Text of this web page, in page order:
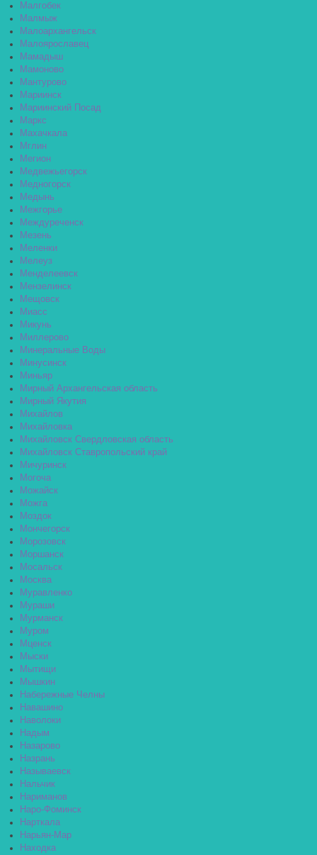
Малгобек
Малмыж
Малоархангельск
Малоярославец
Мамадыш
Мамоново
Мантурово
Мариинск
Мариинский Посад
Маркс
Махачкала
Мглин
Мегион
Медвежьегорск
Медногорск
Медынь
Межгорье
Междуреченск
Мезень
Меленки
Мелеуз
Менделеевск
Мензелинск
Мещовск
Миасс
Микунь
Миллерово
Минеральные Воды
Минусинск
Миньяр
Мирный Архангельская область
Мирный Якутия
Михайлов
Михайловка
Михайловск Свердловская область
Михайловск Ставропольский край
Мичуринск
Могоча
Можайск
Можга
Моздок
Мончегорск
Морозовск
Моршанск
Мосальск
Москва
Муравленко
Мураши
Мурманск
Муром
Мценск
Мыски
Мытищи
Мышкин
Набережные Челны
Навашино
Наволоки
Надым
Назарово
Назрань
Называевск
Нальчик
Нариманов
Наро-Фоминск
Нарткала
Нарьян-Мар
Находка